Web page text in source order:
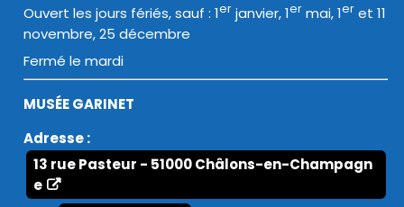
Ouvert les jours fériés, sauf : 1er janvier, 1er mai, 1er et 11
novembre, 25 décembre
Fermé le mardi
MUSÉE GARINET
Adresse :
13 rue Pasteur - 51000 Châlons-en-Champagn
e